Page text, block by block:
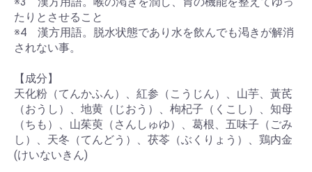
たりとさせること
※4 漢方用語。脱水状態であり水を飲んでも渇きが解消
されない事。
【成分】
天化粉（てんかふん）、紅参（こうじん）、山芋、黃芪
（おうし）、地黄（じおう）、枸杞子（くこし）、知母
（ちも）、山茱萸（さんしゅゆ）、葛根、五味子（ごみ
し）、天冬（てんどう）、茯苓（ぶくりょう）、鶏内金
(けいないきん)